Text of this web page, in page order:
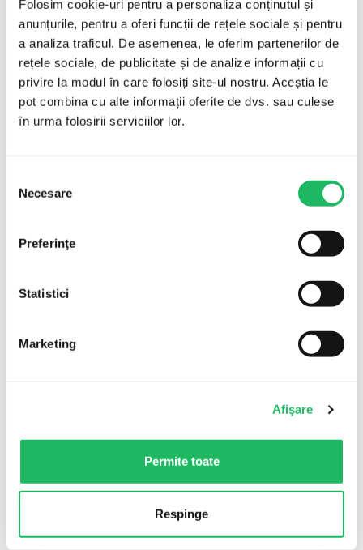
Folosim cookie-uri pentru a personaliza conținutul și
anunțurile, pentru a oferi funcții de rețele sociale și pentru
a analiza traficul. De asemenea, le oferim partenerilor de
rețele sociale, de publicitate și de analize informații cu
privire la modul în care folosiți site-ul nostru. Aceștia le
pot combina cu alte informații oferite de dvs. sau culese
în urma folosirii serviciilor lor.
consimțământului
Necesare
Preferinţe
Statistici
Marketing
Afişare
Permite toate
Respinge
Steril
Da
Marcaj
CE
Mod ambalare
100 buc/cutie
Cantitate minimă
Importator
SC Alpha Ned 2000 Exim SRL
Pentru ce se folosește
Se atașează la flacon și permite extragerea repetată a
dată. Filtrul de aer echilibrează presiunea din flacon
și reține particulele și bacteriile, iar filtrul pentru
Reduce riscul de contaminare a soluției și de
utilizare și stocare. Dispozitivul este conceput pentru
a îmbunătăți siguranța perfuziilor, reducând riscul de
contaminare și oferind o filtrare superioară a fluidelor